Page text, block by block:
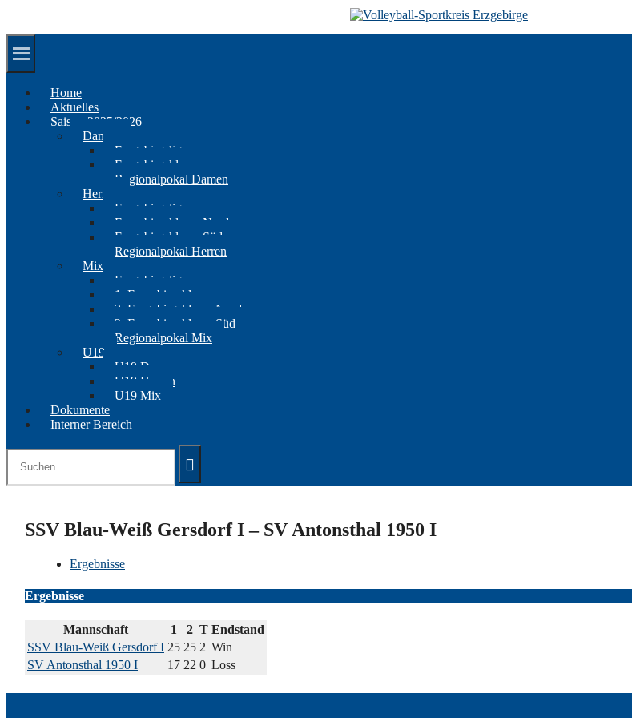
Home
Aktuelles
Saison 2025/2026
Damen
Erzgebirgsliga
Erzgebirgsklasse
Regionalpokal Damen
Herren
Erzgebirgsliga
Erzgebirgsklasse Nord
Erzgebirgsklasse Süd
Regionalpokal Herren
Mix
Erzgebirgsliga
1. Erzgebirgsklasse
2. Erzgebirgsklasse Nord
2. Erzgebirgsklasse Süd
Regionalpokal Mix
U19
U19 Damen
U19 Herren
U19 Mix
Dokumente
Interner Bereich
Suchen
nach:
SSV Blau-Weiß Gersdorf I – SV Antonsthal 1950 I
Ergebnisse
Ergebnisse
Mannschaft 1 2 T Endstand
SSV Blau-Weiß Gersdorf I 25 25 2 Win
SV Antonsthal 1950 I
17 22 0 Loss